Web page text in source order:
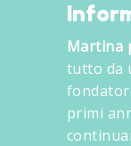
Martina
tutto da
primi